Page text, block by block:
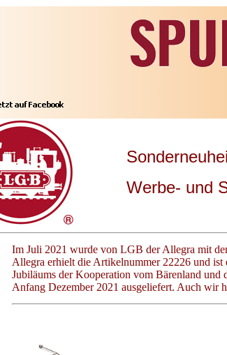
LGB
Werbe- und
Im Juli 2021 wurde von LGB der Allegra mit
Allegra erhielt die Artikelnummer 22226 und ist
Jubiläums der Kooperation vom Bärenland und
Anfang Dezember 2021 ausgeliefert. Auch wir